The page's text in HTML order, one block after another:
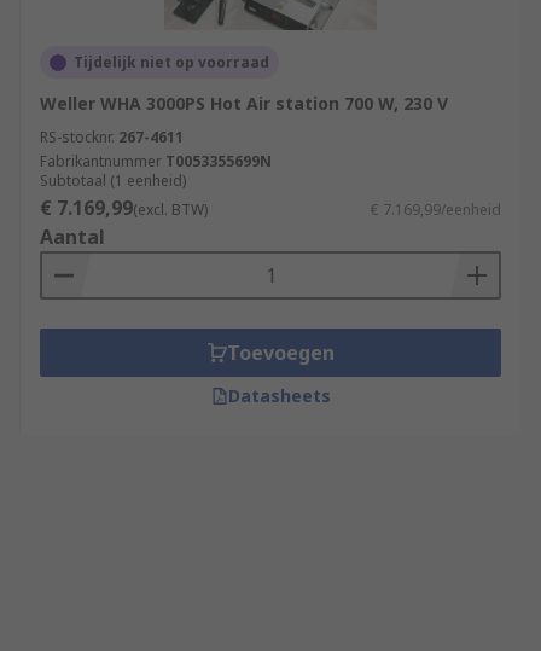
Tijdelijk niet op voorraad
Weller WHA 3000PS Hot Air station 700 W, 230 V
RS-stocknr. 267-4611
Fabrikantnummer T0053355699N
Subtotaal (1 eenheid)
€ 7.169,99(excl. BTW) € 7.169,99/eenheid
Aantal
Toevoegen
Datasheets